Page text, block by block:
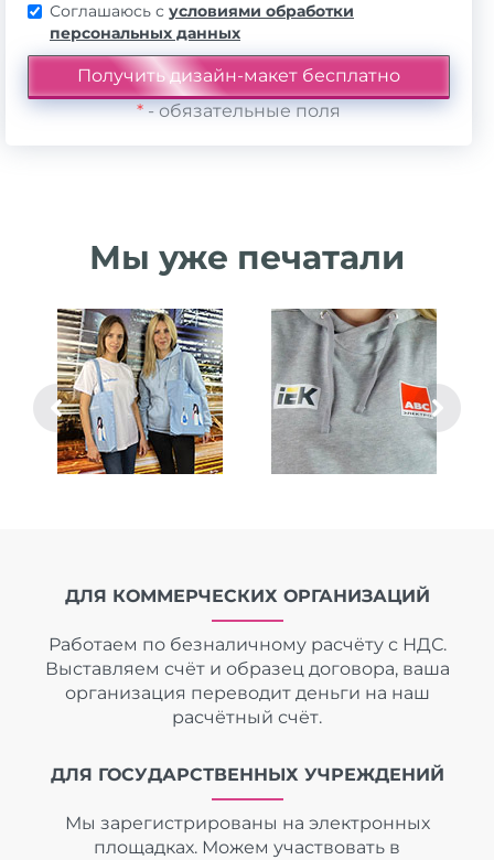
Соглашаюсь с условиями обработки
персональных данных
*- обязательные поля
Мы уже печатали
ДЛЯ КОММЕРЧЕСКИХ ОРГАНИЗАЦИЙ
Работаем по безналичному расчёту с НДС.
Выставляем счёт и образец договора, ваша
организация переводит деньги на наш
расчётный счёт.
ДЛЯ ГОСУДАРСТВЕННЫХ УЧРЕЖДЕНИЙ
Мы зарегистрированы на электронных
площадках. Можем участвовать в